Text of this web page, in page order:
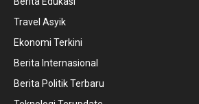
Travel Asyik
Ekonomi Terkini
Berita Internasional
Berita Politik Terbaru